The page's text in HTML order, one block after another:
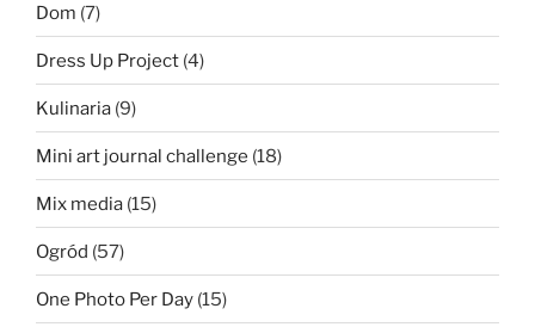
Dom (7)
Dress Up Project (4)
Kulinaria (9)
Mini art journal challenge (18)
Mix media (15)
Ogród (57)
One Photo Per Day (15)